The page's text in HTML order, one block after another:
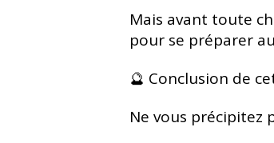
Mais avant toute
pour se préparer
🔮 Conclusion de
Ne vous précipitez